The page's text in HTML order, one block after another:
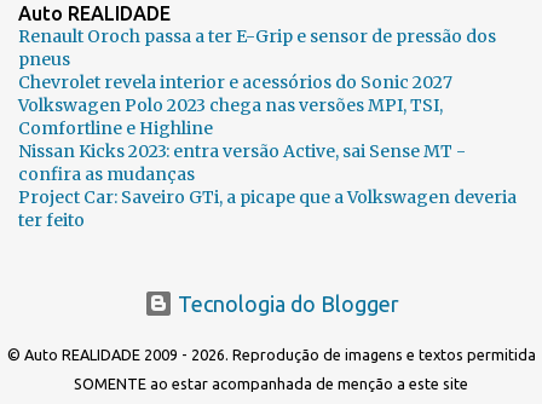
Auto REALIDADE
Renault Oroch passa a ter E-Grip e sensor de pressão dos
pneus
Chevrolet revela interior e acessórios do Sonic 2027
Volkswagen Polo 2023 chega nas versões MPI, TSI,
Comfortline e Highline
Nissan Kicks 2023: entra versão Active, sai Sense MT -
confira as mudanças
Project Car: Saveiro GTi, a picape que a Volkswagen deveria
ter feito
Tecnologia do Blogger
© Auto REALIDADE 2009 - 2026. Reprodução de imagens e textos permitida
SOMENTE ao estar acompanhada de menção a este site